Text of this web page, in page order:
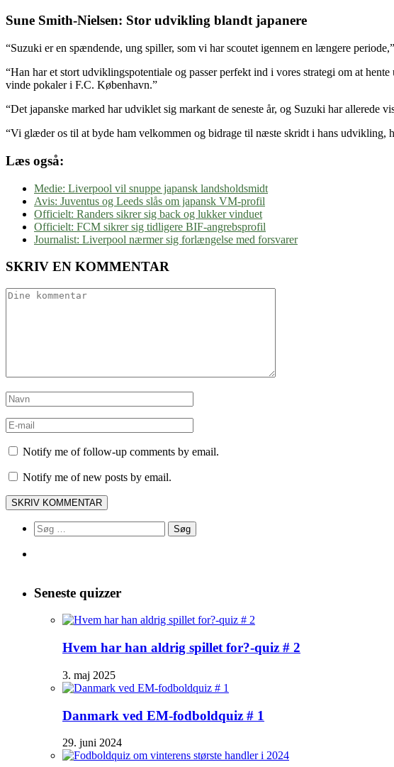
Sune Smith-Nielsen: Stor udvikling blandt japanere
“Suzuki er en spændende, ung spiller, som vi har scoutet igennem en længere
“Han har et stort udviklingspotentiale og passer perfekt ind i vores strategi om at
vinde pokaler i F.C. København.”
“Det japanske marked har udviklet sig markant de seneste år, og Suzuki har allerede
“Vi glæder os til at byde ham velkommen og bidrage til næste skridt i hans udvikling,
Læs også:
Medie: Liverpool vil snuppe japansk landsholdsmidt
Avis: Juventus og Leeds slås om japansk VM-profil
Officielt: Randers sikrer sig back og lukker vinduet
Officielt: FCM sikrer sig tidligere BIF-angrebsprofil
Journalist: Liverpool nærmer sig forlængelse med forsvarer
SKRIV EN KOMMENTAR
Notify me of follow-up comments by email.
Notify me of new posts by email.
Søg
efter:
Seneste quizzer
Hvem har han aldrig spillet for?-quiz # 2
3. maj 2025
Danmark ved EM-fodboldquiz # 1
29. juni 2024